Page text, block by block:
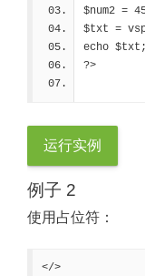
$num2 =
$txt =
echo $txt;
?>
运行实例
例子 2
使用占位符：
</>